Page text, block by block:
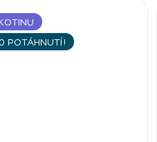
POTÁHNUTÍ!